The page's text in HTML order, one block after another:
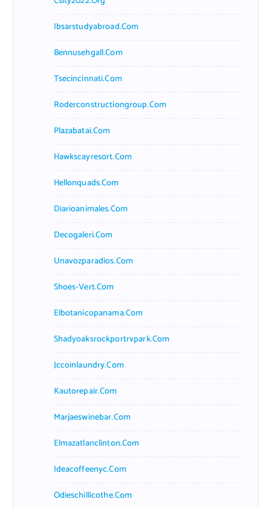
Ibsarstudyabroad.com
Bennusehgall.com
Tsecincinnati.com
Roderconstructiongroup.com
Plazabatai.com
Hawkscayresort.com
Hellonquads.com
Diarioanimales.com
Decogaleri.com
Unavozparadios.com
Shoes-Vert.com
Elbotanicopanama.com
Shadyoaksrockportrvpark.com
Jccoinlaundry.com
Kautorepair.com
Marjaeswinebar.com
Elmazatlanclinton.com
Ideacoffeenyc.com
Odieschillicothe.com